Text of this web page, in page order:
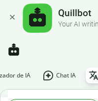
Quillbot
Your AI
de IA Chat IA